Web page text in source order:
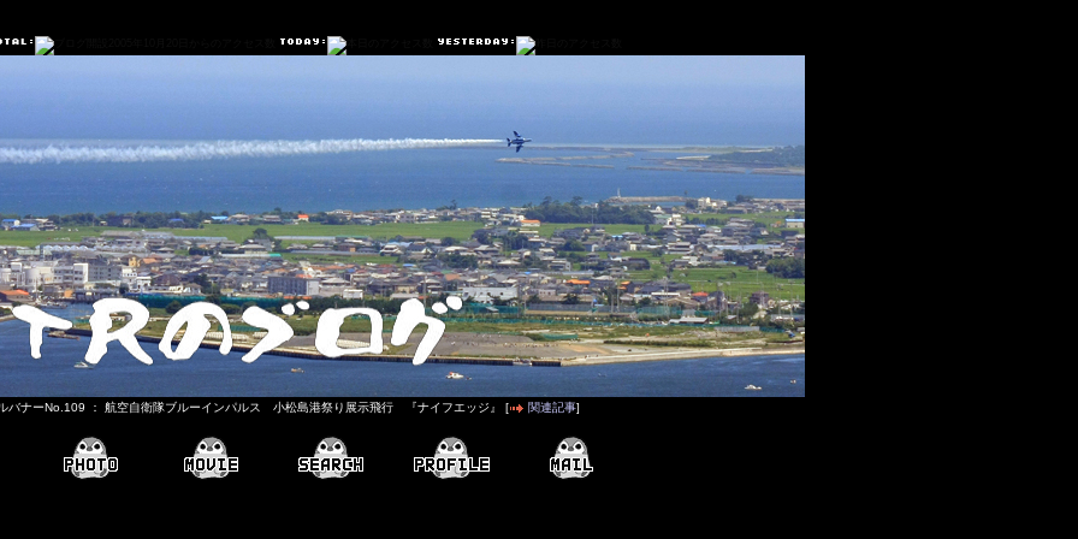
バナーNo.109 ： 航空自衛隊ブルーインパルス 小松島港祭り展示飛行 『ナイフエッジ』 [ 関連記事]